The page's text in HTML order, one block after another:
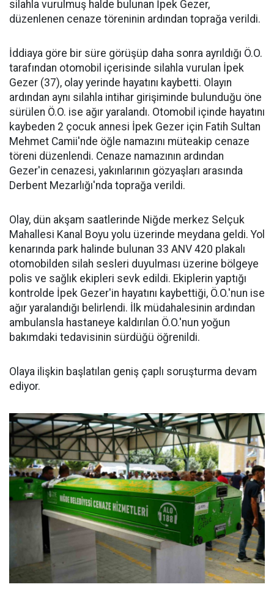
silahla vurulmuş halde bulunan İpek Gezer,
düzenlenen cenaze töreninin ardından toprağa verildi.
İddiaya göre bir süre görüşüp daha sonra ayrıldığı Ö.O.
tarafından otomobil içerisinde silahla vurulan İpek
Gezer (37), olay yerinde hayatını kaybetti. Olayın
ardından aynı silahla intihar girişiminde bulunduğu öne
sürülen Ö.O. ise ağır yaralandı. Otomobil içinde hayatını
kaybeden 2 çocuk annesi İpek Gezer için Fatih Sultan
Mehmet Camii'nde öğle namazını müteakip cenaze
töreni düzenlendi. Cenaze namazının ardından
Gezer'in cenazesi, yakınlarının gözyaşları arasında
Derbent Mezarlığı'nda toprağa verildi.
Olay, dün akşam saatlerinde Niğde merkez Selçuk
Mahallesi Kanal Boyu yolu üzerinde meydana geldi. Yol
kenarında park halinde bulunan 33 ANV 420 plakalı
otomobilden silah sesleri duyulması üzerine bölgeye
polis ve sağlık ekipleri sevk edildi. Ekiplerin yaptığı
kontrolde İpek Gezer'in hayatını kaybettiği, Ö.O.'nun ise
ağır yaralandığı belirlendi. İlk müdahalesinin ardından
ambulansla hastaneye kaldırılan Ö.O.'nun yoğun
bakımdaki tedavisinin sürdüğü öğrenildi.
Olaya ilişkin başlatılan geniş çaplı soruşturma devam
ediyor.